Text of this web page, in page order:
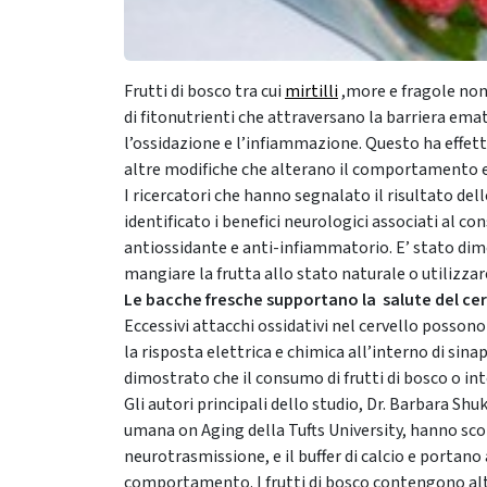
Frutti di bosco tra cui mirtilli,more e fragole
di fitonutrienti che attraversano la barriera
l’ossidazione e l’infiammazione.Questo ha
altre modifiche che alterano il comportamento
I ricercatori che hanno segnalato il risultato
identificato i benefici neurologici associati al
antiossidante e anti-infiammatorio. E’ stato
mangiare la frutta allo stato naturale o
Le bacche fresche supportano la salute del
Eccessivi attacchi ossidativi nel cervello
la risposta elettrica e chimica all’interno di
dimostrato che il consumo di frutti di bosco o
Gli autori principali dello studio, Dr. Barbara
umana on Aging della Tufts University, hanno
neurotrasmissione, e il buffer di calcio e